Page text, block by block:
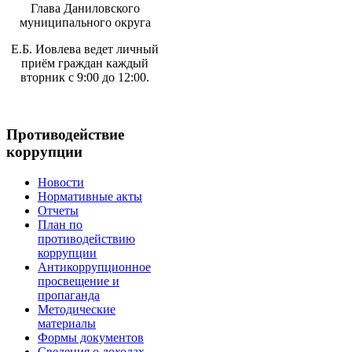
Глава Даниловского
муниципального округа
Е.Б. Иовлева ведет личный
приём граждан каждый
вторник с 9:00 до 12:00.
Противодействие
коррупции
Новости
Нормативные акты
Отчеты
План по
противодействию
коррупции
Антикоррупционное
просвещение и
пропаганда
Методические
материалы
Формы документов